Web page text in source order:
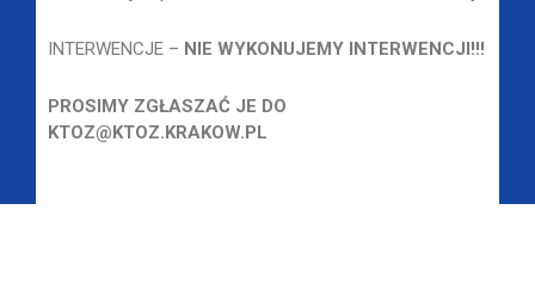
INTERWENCJE – NIE WYKONUJEMY INTERWENCJI!!!
PROSIMY ZGŁASZAĆ JE DO
KTOZ@KTOZ.KRAKOW.PL